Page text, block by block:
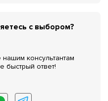
с выбором?
консультантам
быстрый ответ!